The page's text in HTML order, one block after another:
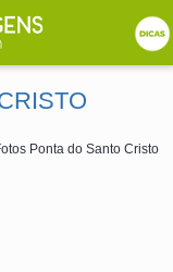
Ponta do Santo Cristo